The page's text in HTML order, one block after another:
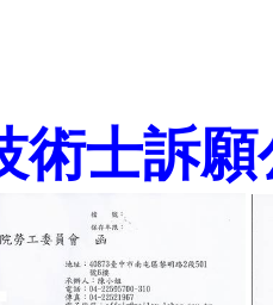
術士訴